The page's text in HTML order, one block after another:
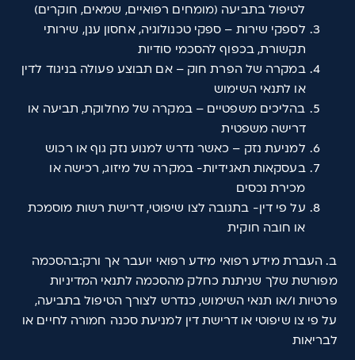
לטיפול בתביעה (מומחים רפואיים, שמאים, חוקרים)
לספקי שירות – ספקי טכנולוגיה, אחסון ענן, שירותי
תקשורת, בכפוף להסכמי סודיות
במקרה של הפרת חוק – אם תבוצע פעולה בניגוד לדין
או לתנאי השימוש
בהליכים משפטיים – במקרה של מחלוקת, תביעה או
דרישה משפטית
למניעת נזק – כאשר נדרש למנוע נזק גוף או רכוש
בעסקאות תאגידיות- במקרה של מיזוג, רכישה או
מכירת נכסים
על פי דין- בתגובה לצו שיפוטי, דרישת רשות מוסמכת
או חובה חוקית
ב. העברת מידע רפואי מידע רפואי יועבר אך ורק:בהסכמה
מפורשת שלך שניתנת כחלק מהסכמה לתנאי המדיניות
פרטיות ו/או תנאי השימוש, כנדרש לצורך הטיפול בתביעה,
על פי צו שיפוטי או דרישת דין למניעת סכנה חמורה לחיים או
לבריאות